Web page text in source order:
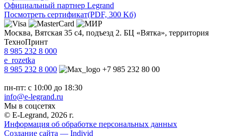
Официальный партнер Legrand
Посмотреть сертификат(PDF, 300 Kб)
Москва, Вятская 35 с4, подъезд 2. БЦ «Вятка», территория
ТехноПринт
8 985 232 8 000
e_rozetka
8 985 232 8 000
+7 985 232 80 00
пн-пт: с 10:00 до 18:30
info@e-legrand.ru
Мы в соцсетях
© E-Legrand, 2026 г.
Информация об обработке персональных данных
Создание сайта — Individ